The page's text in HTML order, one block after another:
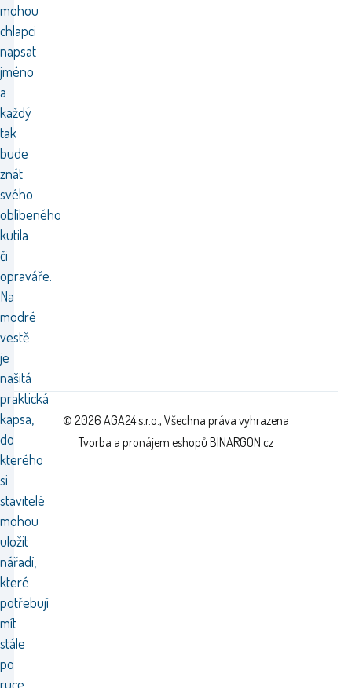
mohou
chlapci
napsat
jméno
a
každý
tak
bude
znát
svého
oblíbeného
kutila
či
opraváře.
Na
modré
vestě
je
našitá
praktická
kapsa,
do
kterého
si
stavitelé
mohou
uložit
nářadí,
které
potřebují
mít
stále
po
ruce.
© 2026 AGA24 s.r.o., Všechna práva vyhrazena
Tvorba a pronájem eshopů BINARGON.cz